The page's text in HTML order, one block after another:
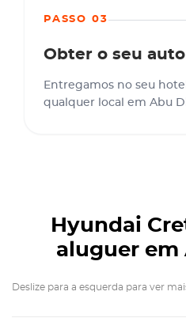
PASSO 03
Obter o seu
Entregamos no seu
qualquer local em Abu
Hyundai
aluguer em
Deslize para a esquerda para ver